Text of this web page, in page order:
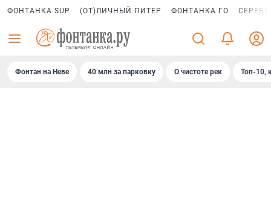
ФОНТАНКА SUP (ОТ)ЛИЧНЫЙ ПИТЕР ФОНТАНКА ГО
Фонтан на Неве 40 млн за парковку О чистоте рек Топ-10,